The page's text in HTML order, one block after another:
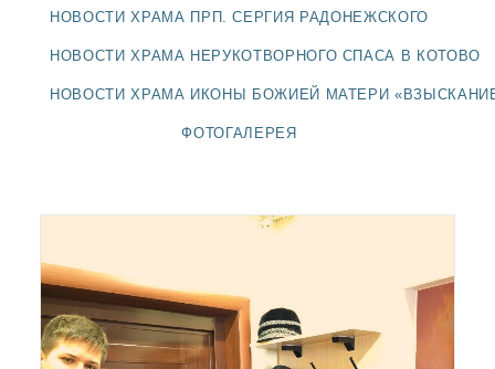
НОВОСТИ ХРАМА ПРП. СЕРГИЯ РАДОНЕЖСКОГО
НОВОСТИ ХРАМА НЕРУКОТВОРНОГО СПАСА В КОТОВО
НОВОСТИ ХРАМА ИКОНЫ БОЖИЕЙ МАТЕРИ
ФОТОГАЛЕРЕЯ